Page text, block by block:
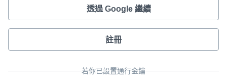
透過 Google 繼續
註冊
若你已設置通行金鑰